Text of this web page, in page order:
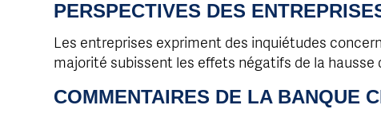
PERSPECTIVES DES
Les entreprises expriment des inquiétudes
majorité subissent les effets négatifs de la hausse
COMMENTAIRES DE LA BANQUE